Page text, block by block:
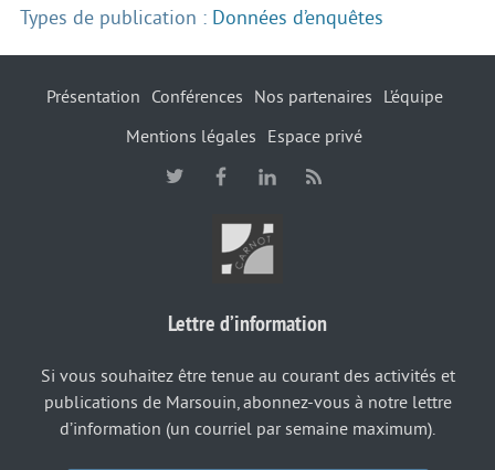
Types de publication : Données d’enquêtes
Présentation Conférences Nos partenaires
L’équipe
Mentions légales
Espace privé
Lettre d’information
Si vous souhaitez être tenue au courant des activités et
publications de Marsouin, abonnez-vous à notre lettre
d’information (un courriel par semaine maximum).